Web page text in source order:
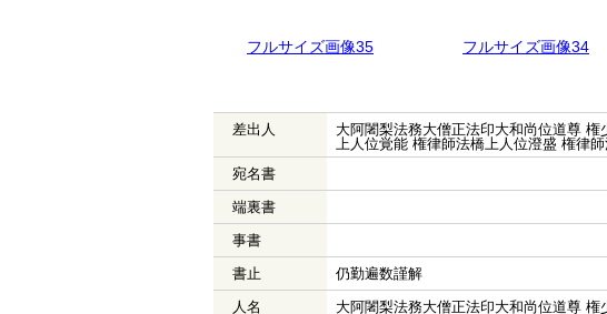
フルサイズ画像35 フルサイズ画像34
差出人
大阿闍梨法務大僧正法印大和尚位道尊
上人位覚能 権律師法橋上人位澄盛 権律
宛名書
端裏書
事書
書止
仍勤遍数謹解
人名
大阿闍梨法務大僧正法印大和尚位道尊